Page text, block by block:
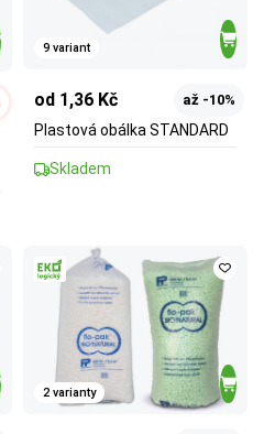
9 variant
od 1,36 Kč až -10%
Plastová obálka STANDARD
Skladem
2 varianty